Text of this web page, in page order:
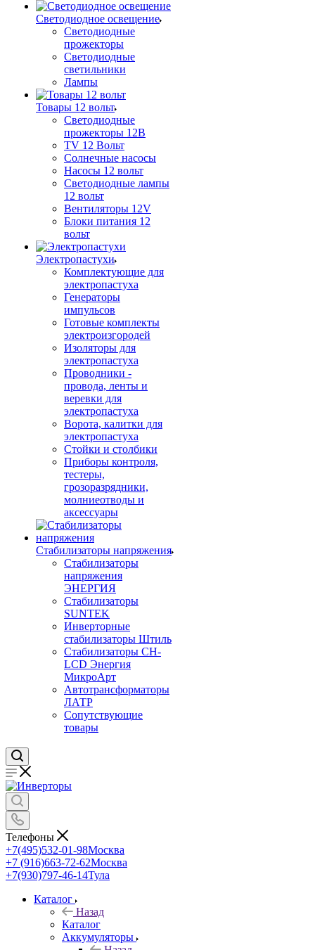
Светодиодное освещение
Светодиодные
прожекторы
Светодиодные
светильники
Лампы
Товары 12 вольт
Светодиодные
прожекторы 12В
TV 12 Вольт
Солнечные насосы
Насосы 12 вольт
Светодиодные лампы
12 вольт
Вентиляторы 12V
Блоки питания 12
вольт
Электропастухи
Комплектующие для
электропастуха
Генераторы
импульсов
Готовые комплекты
электроизгородей
Изоляторы для
электропастуха
Проводники -
провода, ленты и
веревки для
электропастуха
Ворота, калитки для
электропастуха
Стойки и столбики
Приборы контроля,
тестеры,
грозоразрядники,
молниеотводы и
аксессуары
Стабилизаторы напряжения
Стабилизаторы
напряжения
ЭНЕРГИЯ
Стабилизаторы
SUNTEK
Инверторные
стабилизаторы Штиль
Стабилизаторы СН-
LCD Энepгия
МикроАрт
Автотрансформаторы
ЛАТР
Сопутствующие
товары
Телефоны
+7(495)532-01-98Москва
+7 (916)663-72-62Москва
+7(930)797-46-14Тула
Каталог
Назад
Каталог
Аккумуляторы